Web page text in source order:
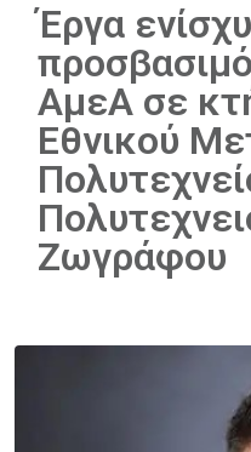
Έργα
ΑμεΑ σε
Εθνικού
Ζωγράφου